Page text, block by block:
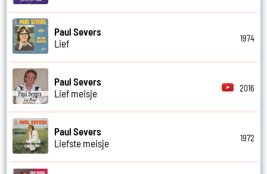
Paul Severs
Lief
1974
Paul Severs
Lief meisje
2016
Paul Severs
Liefste meisje
1972